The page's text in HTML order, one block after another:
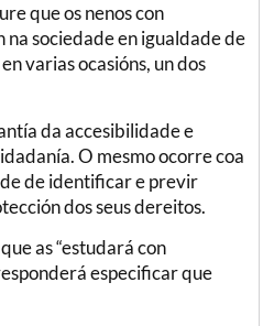
que os nenos con
na sociedade en igualdade de
varias ocasións, un dos
da accesibilidade e
O mesmo ocorre coa
de identificar e previr
dos seus dereitos.
as “estudará con
especificar que